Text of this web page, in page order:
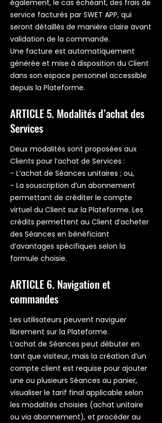
également, le cas échéant, des frais de
service facturés par SWET APP, qui
seront détaillés de manière claire avant
validation de la commande.
Une facture est automatiquement
générée et mise à disposition du Client
dans son espace personnel accessible
depuis la Plateforme.
ARTICLE 5. Modalités d’achat des
Services
Deux modalités sont proposées aux
Clients pour l’achat de Services :
- L’achat de Séances unitaires ; ou,
- La souscription d’un abonnement
permettant de créditer le compte
virtuel du Client sur la Plateforme. Les
crédits permettent au Client d’acheter
des Séances en bénéficiant
d’avantages spécifiques selon la
formule choisie.
ARTICLE 6. Navigation et
commandes
Les utilisateurs peuvent naviguer
librement sur la Plateforme.
L’achat de Séances peut débuter en
tant que visiteur, mais la création d’un
compte client est requise pour ajouter
une ou plusieurs Séances au panier,
visualiser le tarif final applicable selon
les modalités choisies (achat unitaire
ou via abonnement), et procéder au